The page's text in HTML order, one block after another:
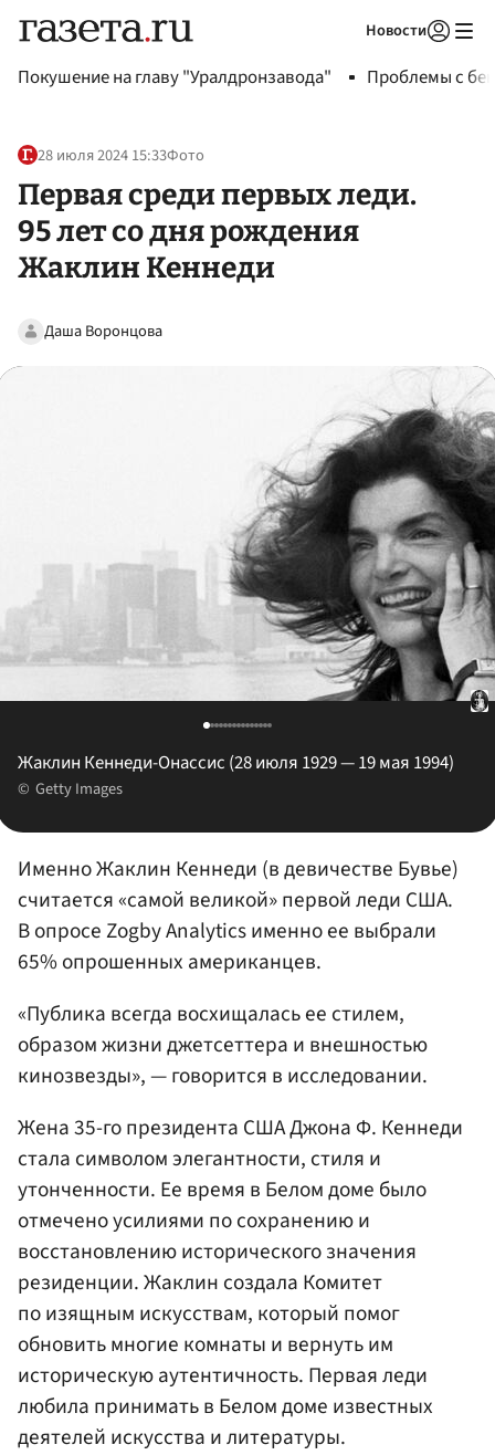
Новости
Покушение на главу "Уралдронзавода" Проблемы с
28 июля 2024 15:33Фото
Первая среди первых леди.
95 лет со дня рождения
Жаклин Кеннеди
Даша Воронцова
Жаклин Кеннеди-Онассис (28 июля 1929 — 19 мая 1994)
Getty Images
Именно Жаклин Кеннеди (в девичестве Бувье)
считается «самой великой» первой леди США.
В опросе Zogby Аnalytics именно ее выбрали
65% опрошенных американцев.
«Публика всегда восхищалась ее стилем,
образом жизни джетсеттера и внешностью
кинозвезды», — говорится в исследовании.
Жена 35-го президента США Джона Ф. Кеннеди
стала символом элегантности, стиля и
утонченности. Ее время в Белом доме было
отмечено усилиями по сохранению и
восстановлению исторического значения
резиденции. Жаклин создала Комитет
по изящным искусствам, который помог
обновить многие комнаты и вернуть им
историческую аутентичность. Первая леди
любила принимать в Белом доме известных
деятелей искусства и литературы.